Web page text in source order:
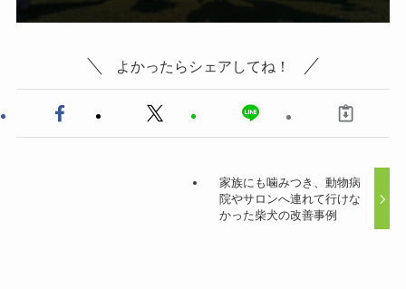
よかったらシェアしてね！
家族にも噛みつき、動物病
院やサロンへ連れて行けな
かった柴犬の改善事例